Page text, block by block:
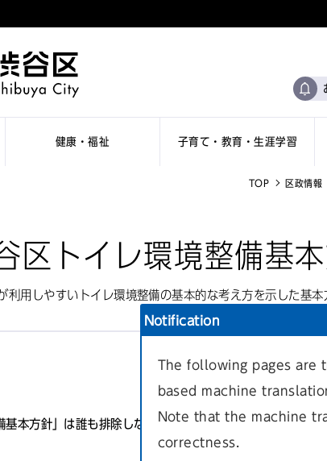
健康・福祉 子育て・教育・生涯学習
TOP 区政情報
区トイレ環境整備基
利用しやすいトイレ環境整備の基本的な考え方を示した基
基本方針」は誰も排除しない、インクルーシブなトイレ環
Notification
The following pages are
based machine
Note that the machine
correctness.